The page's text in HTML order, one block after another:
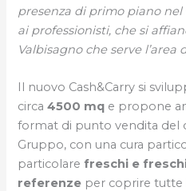
presenza di primo piano
ai professionisti, che si
Valbisagno che serve
Il nuovo Cash&Carry si
circa4500 mq e propone
format di punto vendita del
Gruppo, con una cura
particolarefreschi e
referenze per coprire tutte